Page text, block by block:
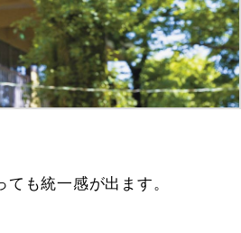
も統一感が出ます。